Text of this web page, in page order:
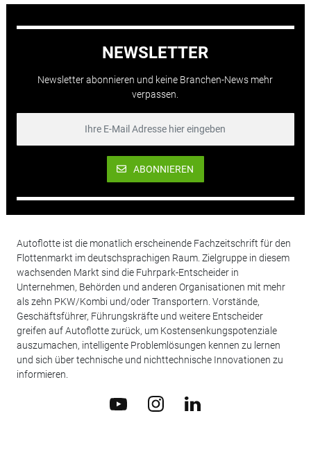
NEWSLETTER
Newsletter abonnieren und keine Branchen-News mehr
verpassen.
ABONNIEREN
Autoflotte ist die monatlich erscheinende Fachzeitschrift für den
Flottenmarkt im deutschsprachigen Raum. Zielgruppe in diesem
wachsenden Markt sind die Fuhrpark-Entscheider in
Unternehmen, Behörden und anderen Organisationen mit mehr
als zehn PKW/Kombi und/oder Transportern. Vorstände,
Geschäftsführer, Führungskräfte und weitere Entscheider
greifen auf Autoflotte zurück, um Kostensenkungspotenziale
auszumachen, intelligente Problemlösungen kennen zu lernen
und sich über technische und nichttechnische Innovationen zu
informieren.